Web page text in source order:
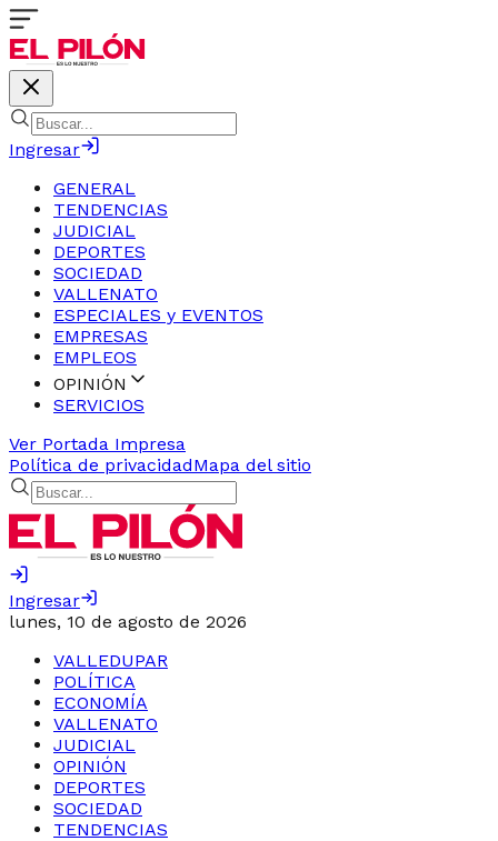
Ingresar
GENERAL
TENDENCIAS
JUDICIAL
DEPORTES
SOCIEDAD
VALLENATO
ESPECIALES y EVENTOS
EMPRESAS
EMPLEOS
OPINIÓN
SERVICIOS
Ver Portada Impresa
Política de privacidadMapa del sitio
Ingresar
lunes, 10 de agosto de 2026
VALLEDUPAR
POLÍTICA
ECONOMÍA
VALLENATO
JUDICIAL
OPINIÓN
DEPORTES
SOCIEDAD
TENDENCIAS